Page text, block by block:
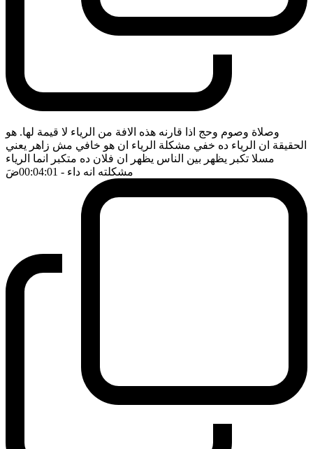
وصلاة وصوم وحج اذا قارنه هذه الافة من الرياء لا قيمة لها. هو
الحقيقة ان الرياء ده خفي مشكلة الرياء ان هو خافي مش زاهر يعني
مسلا تكبر يظهر بين الناس يظهر ان فلان ده متكبر انما الرياء
مشكلته انه داء - 00:04:01 ضَ